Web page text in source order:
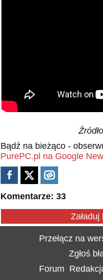
Bądź na bieżąco -
PurePC.pl na Google
Komentarze: 33
Przełącz na
Zgłoś
Forum